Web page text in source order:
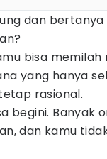
dan bertanya
bisa memilah
yang hanya
rasional.
begini. Banyak
dan kamu